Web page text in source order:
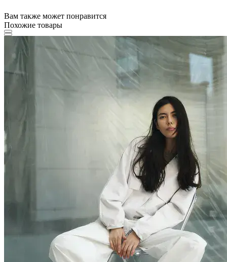
Вам также может понравится
Похожие товары